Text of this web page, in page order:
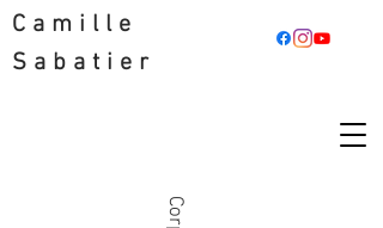
Camille
Sabatier